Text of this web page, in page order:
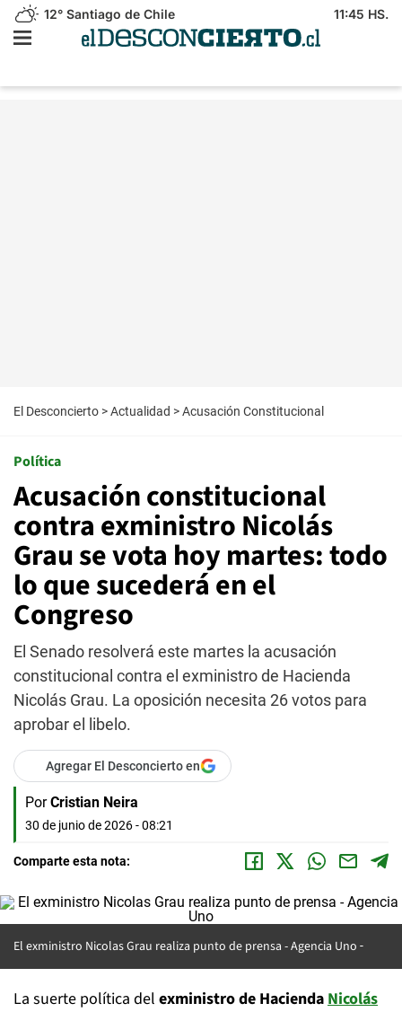
12° Santiago de Chile 11:45 HS.
El Desconcierto >Actualidad >Acusación Constitucional
Política
Acusación constitucional
contra exministro Nicolás
Grau se vota hoy martes: todo
lo que sucederá en el
Congreso
El Senado resolverá este martes la acusación
constitucional contra el exministro de Hacienda
Nicolás Grau. La oposición necesita 26 votos para
aprobar el libelo.
Agregar El Desconcierto en
Por Cristian Neira
30 de junio de 2026 - 08:21
Comparte esta nota:
El exministro Nicolas Grau realiza punto de prensa -Agencia Uno
La suerte política del exministro de HaciendaNicolás